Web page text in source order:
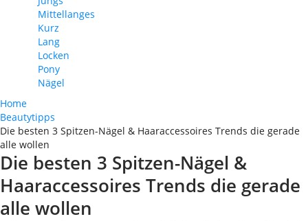
Mittellanges
Kurz
Lang
Locken
Pony
Nägel
Home
Beautytipps
Die besten 3 Spitzen-Nägel & Haaraccessoires Trends die gerade
alle wollen
Die besten 3 Spitzen-Nägel &
Haaraccessoires Trends die gerade
alle wollen